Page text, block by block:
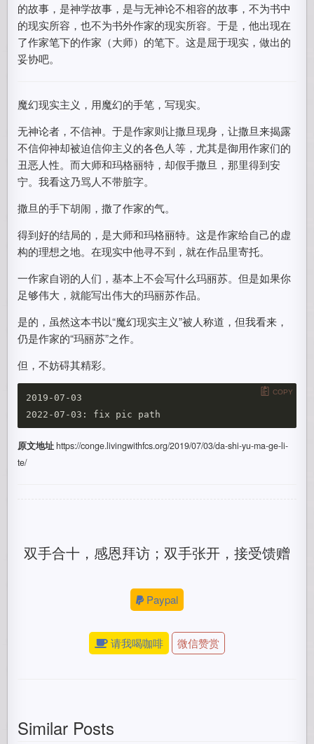
的故事，是神学故事，是与无神论不相容的故事，不为书中
的现实所容，也不为书外作家的现实所容。于是，他出现在
了作家笔下的作家（大师）的笔下。这是屈于现实，做出的
妥协吧。
魔幻现实主义，用魔幻的手笔，写现实。
无神论者，不信神。于是作家则让撒旦现身，让撒旦来揭露
不信仰神却被迫信仰主义的各色人等，尤其是御用作家们的
丑恶人性。而大师和玛格丽特，却假手撒旦，那里得到安
宁。我看这乃骂人不带脏字。
撒旦的手下胡闹，撒了作家的气。
得到好的结局的，是大师和玛格丽特。这是作家给自己的虚
构的理想之地。在现实中他寻不到，就在作品里寄托。
一作家自诩的人们，基本上不会写什么玛丽苏。但是如果你
足够伟大，就能写出伟大的玛丽苏作品。
是的，虽然这本书以“魔幻现实主义”被人称道，但我看来，
仍是作家的“玛丽苏”之作。
但，不妨碍其精彩。
2019-07-03
COPY
原文地址https://conge.livingwithfcs.org/2019/07/03/da-shi-yu-ma-ge-li-
te/
双手合十，感恩拜访；双手张开，接受馈赠
Paypal
请我喝咖啡 微信赞赏
Similar Posts